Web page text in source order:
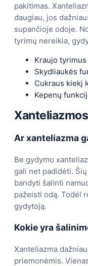
pakitimas.
daugiau, jos
supančioje odoje.
tyrimų nereikia,
Kraujo
Skydliaukės
Cukraus kiekį
Kepenų
Ar xanteliazma
Be gydymo
gali net padidėti.
bandyti šalinti
pažeisti odą. Todėl
gydytoją.
Kokie yra
Xanteliazma
priemonėmis.